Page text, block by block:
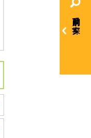
目的別で探す